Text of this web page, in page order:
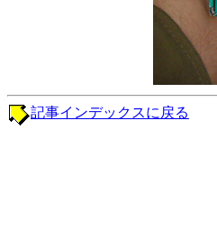
記事インデックスに戻る